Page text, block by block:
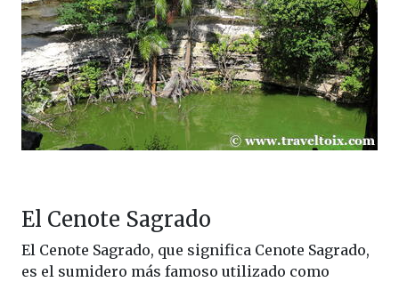
El Cenote Sagrado
El Cenote Sagrado, que significa Cenote Sagrado,
es el sumidero más famoso utilizado como